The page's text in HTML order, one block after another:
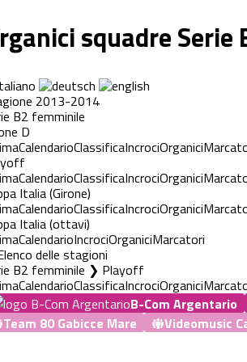
squadre
2013-2014
B2 femminile
D
CalendarioClassificaIncrociOrganici
CalendarioClassificaIncrociOrganici
Italia (Girone)
CalendarioClassificaIncrociOrganici
Italia (ottavi)
CalendarioIncrociOrganiciMarcatori
delle stagioni
B2 femminile ❯ Playoff
CalendarioClassificaIncrociOrganici
B-Com Argentario
Team 80 Gabicce Mare
Videomusic